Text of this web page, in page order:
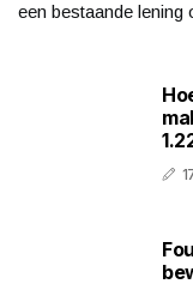
een bestaande